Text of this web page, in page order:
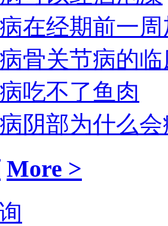
在经期前一
骨关节病的
吃不了鱼肉
阴部为什么会
More >